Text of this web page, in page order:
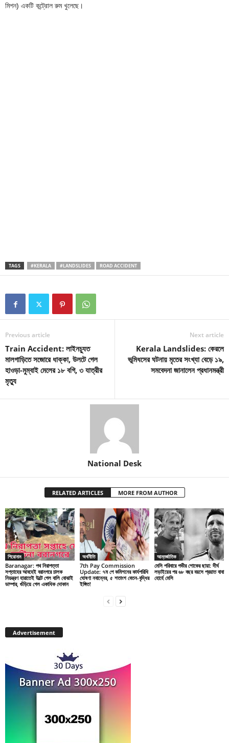
মিশন) একটি কন্ট্রোল রুম খুলেছে।
TAGS #KERALA #LANDSLIDES ROAD ACCIDENT
Previous article
Train Accident: লাইনচ্যুত
মালগাড়িতে সজোরে ধাক্কা, উলটে গেল
হাওড়া-মুম্বাই মেলের ১৮ বগি, ৩ যাত্রীর
মৃত্যু
Next article
Kerala Landslides: কেরলে
ভূমিধসের ঘটনায় মৃতের সংখ্যা বেড়ে ১৯,
সমবেদনা জানালেন প্রধানমন্ত্রী
National Desk
RELATED ARTICLES MORE FROM AUTHOR
শিরোনাম
Baranagar: পথ নিরাপত্তা
সপ্তাহের আবহেই বরানগরে চালক
নিয়ন্ত্রণ হারাতেই উল্টে গেল বালি বোঝাই
ডাম্পার, গুঁড়িয়ে গেল একাধিক দোকান
অর্থনীতি
7th Pay Commission
Update: ৭ম পে কমিশনের কার্যপরিধি
ঘোষণা নবান্নের, ৫ শতাংশ বেতন-বৃদ্ধির
ইঙ্গিত!
আন্তর্জাতিক
মেসি পরিবারে গভীর শোকের ছায়া: দীর্ঘ
লড়াইয়ের পর ৬৮ বছর বয়সে প্রয়াত বাবা
হোর্হে মেসি
Advertisement